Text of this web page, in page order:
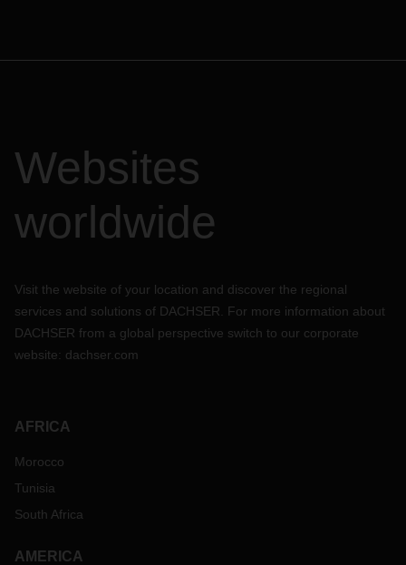
Websites
worldwide
Visit the website of your location and discover the regional
services and solutions of DACHSER. For more information about
DACHSER from a global perspective switch to our corporate
website: dachser.com
AFRICA
Morocco
Tunisia
South Africa
AMERICA